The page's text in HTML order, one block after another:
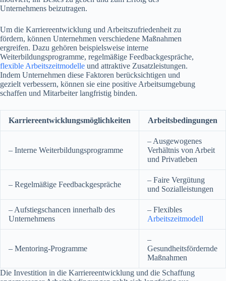
Unternehmens beizutragen.
Um die Karriereentwicklung und Arbeitszufriedenheit zu
fördern, können Unternehmen verschiedene Maßnahmen
ergreifen. Dazu gehören beispielsweise interne
Weiterbildungsprogramme, regelmäßige Feedbackgespräche,
flexible Arbeitszeitmodelle und attraktive Zusatzleistungen.
Indem Unternehmen diese Faktoren berücksichtigen und
gezielt verbessern, können sie eine positive Arbeitsumgebung
schaffen und Mitarbeiter langfristig binden.
Karriereentwicklungsmöglichkeiten Arbeitsbedingungen
– Interne Weiterbildungsprogramme
– Ausgewogenes
Verhältnis von Arbeit
und Privatleben
– Regelmäßige Feedbackgespräche
– Faire Vergütung
und Sozialleistungen
– Aufstiegschancen innerhalb des
Unternehmens
– Flexibles
Arbeitszeitmodell
– Mentoring-Programme
–
Gesundheitsfördernde
Maßnahmen
Die Investition in die Karriereentwicklung und die Schaffung